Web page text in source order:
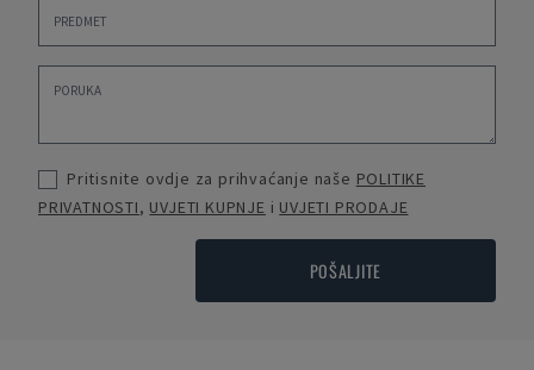
Pritisnite ovdje za prihvaćanje naše POLITIKE
PRIVATNOSTI, UVJETI KUPNJE i UVJETI PRODAJE
POŠALJITE